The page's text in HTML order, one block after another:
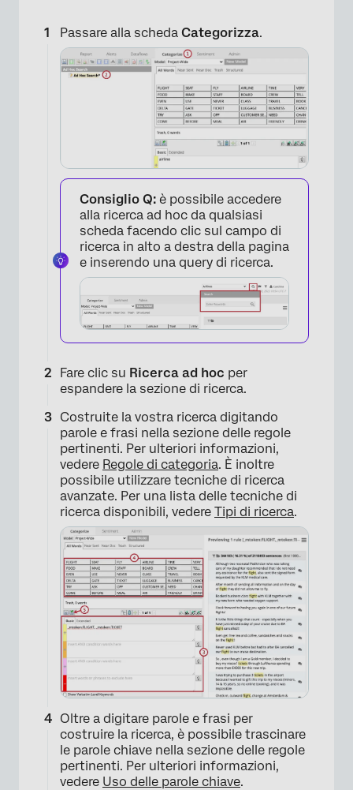
Passare alla scheda Categorizza.
Consiglio Q: è possibile accedere
alla ricerca ad hoc da qualsiasi
scheda facendo clic sul campo di
ricerca in alto a destra della pagina
e inserendo una query di ricerca.
×
Fare clic su Ricerca ad hoc per
espandere la sezione di ricerca.
Costruite la vostra ricerca digitando
parole e frasi nella sezione delle regole
pertinenti. Per ulteriori informazioni,
vedere Regole di categoria. È inoltre
possibile utilizzare tecniche di ricerca
avanzate. Per una lista delle tecniche di
ricerca disponibili, vedere Tipi di ricerca.
Oltre a digitare parole e frasi per
costruire la ricerca, è possibile trascinare
le parole chiave nella sezione delle regole
pertinenti. Per ulteriori informazioni,
vedere Uso delle parole chiave.